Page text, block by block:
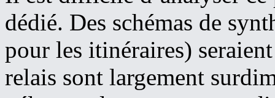
dédié. Des schémas de
pour les itinéraires)
relais sont largement